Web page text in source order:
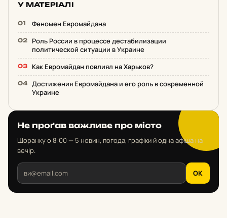
У МАТЕРІАЛІ
Феномен Евромайдана
Роль России в процессе дестабилизации
политической ситуации в Украине
Как Евромайдан повлиял на Харьков?
Достижения Евромайдана и его роль в современной
Украине
Не проґав важливе про місто
Щоранку о 8:00 — 5 новин, погода, графіки й одна афіша на
вечір.
OK